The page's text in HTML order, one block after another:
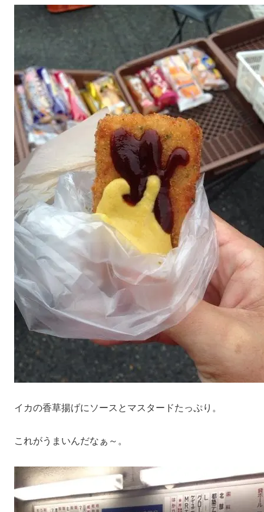
イカの香草揚げにソースとマスタードたっぷり。
これがうまいんだなぁ～。